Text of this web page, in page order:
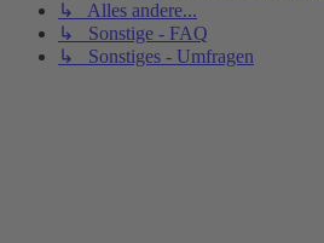
↳ Alles andere...
↳ Sonstige - FAQ
↳ Sonstiges - Umfragen